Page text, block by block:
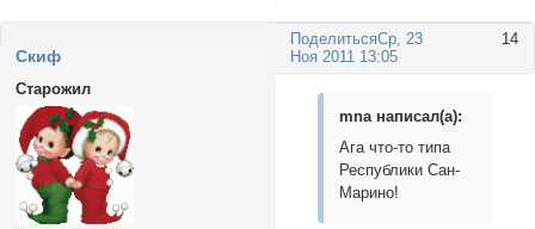
Поделиться 14
Ср, 23
Ноя 2011 13:05
Cкиф
Старожил
mnа написал(а):
Ага что-то типа
Республики Сан-
Марино!